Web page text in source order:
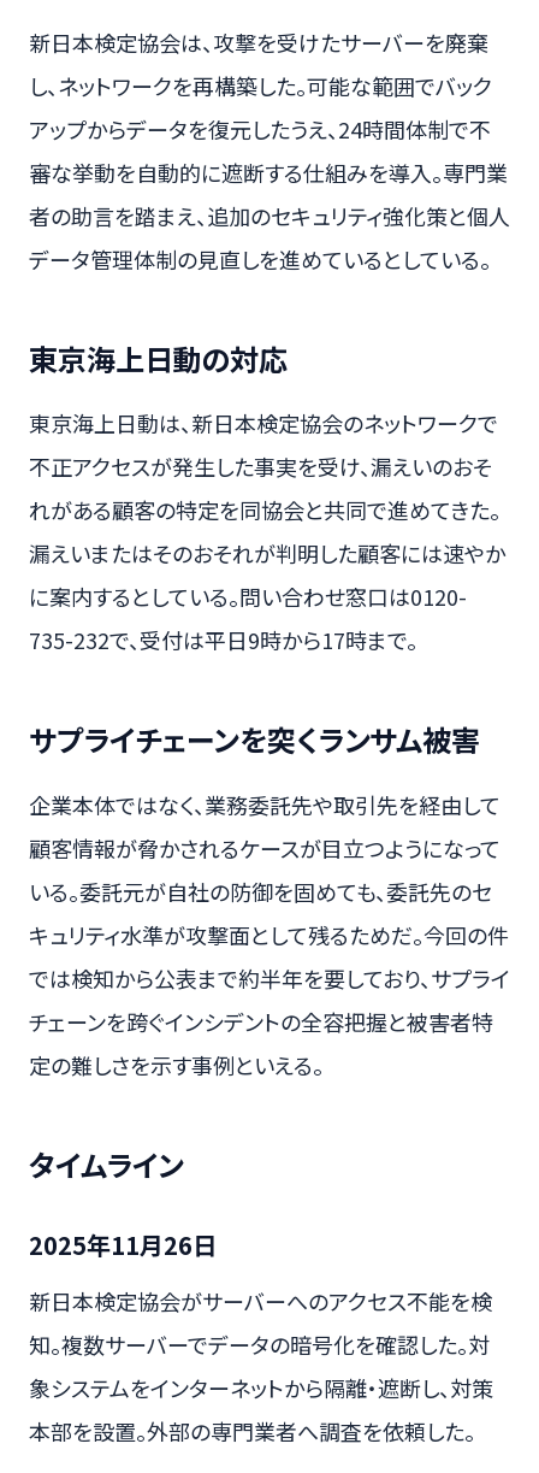
新日本検定協会は、攻撃を受けたサーバーを廃棄
し、ネットワークを再構築した。可能な範囲でバック
アップからデータを復元したうえ、24時間体制で不
審な挙動を自動的に遮断する仕組みを導入。専門業
者の助言を踏まえ、追加のセキュリティ強化策と個人
データ管理体制の見直しを進めているとしている。
東京海上日動の対応
東京海上日動は、新日本検定協会のネットワークで
不正アクセスが発生した事実を受け、漏えいのおそ
れがある顧客の特定を同協会と共同で進めてきた。
漏えいまたはそのおそれが判明した顧客には速やか
に案内するとしている。問い合わせ窓口は0120-
735-232で、受付は平日9時から17時まで。
サプライチェーンを突くランサム被害
企業本体ではなく、業務委託先や取引先を経由して
顧客情報が脅かされるケースが目立つようになって
いる。委託元が自社の防御を固めても、委託先のセ
キュリティ水準が攻撃面として残るためだ。今回の件
では検知から公表まで約半年を要しており、サプライ
チェーンを跨ぐインシデントの全容把握と被害者特
定の難しさを示す事例といえる。
タイムライン
2025年11月26日
新日本検定協会がサーバーへのアクセス不能を検
知。複数サーバーでデータの暗号化を確認した。対
象システムをインターネットから隔離・遮断し、対策
本部を設置。外部の専門業者へ調査を依頼した。